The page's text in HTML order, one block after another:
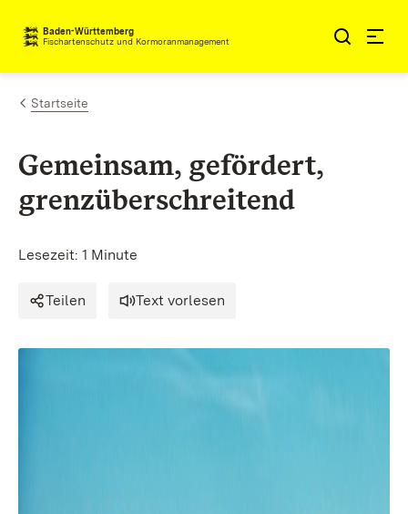
Zum Inhalt springen
Baden-Württemberg
Fischartenschutz und Kormoranmanagement
Startseite
Gemeinsam, gefördert,
grenzüberschreitend
Lesezeit: 1 Minute
Teilen Text vorlesen